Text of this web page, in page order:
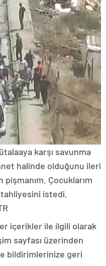
karşı savunma
halinde olduğunu ileri
Çocuklarım
istedi.
içerikler ile ilgili olarak
sayfası üzerinden
bildirimlerinize geri